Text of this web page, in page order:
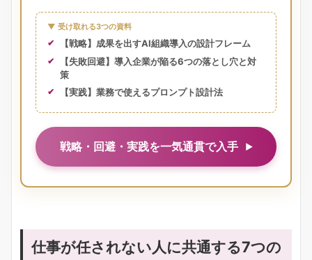
▼ 受け取れる3つの資料
【戦略】成果を出すAI組織導入の設計フレーム
【失敗回避】導入企業が陥る6つの落とし穴と対
策
【実践】業務で使えるプロンプト設計法
戦略・回避・実践を一気通貫で入手
仕事が任されない人に共通する7つの